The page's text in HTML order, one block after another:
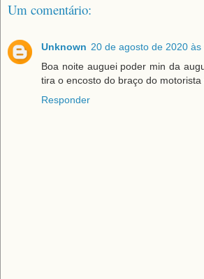
Um comentário:
Unknown 20 de agosto de 2020 às
Boa noite auguei poder min da
tira o encosto do braço do
Responder